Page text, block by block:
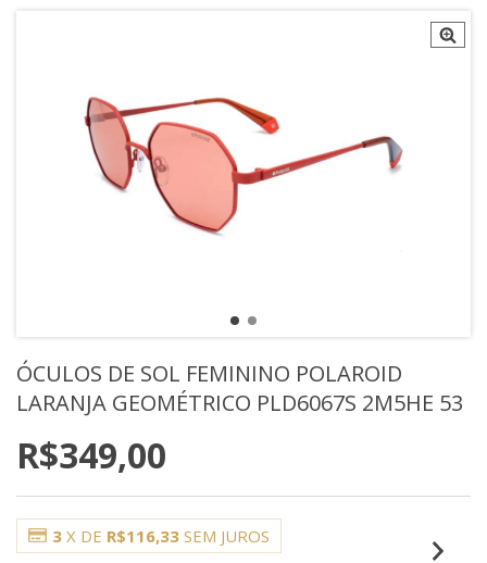
ÓCULOS DE SOL FEMININO POLAROID
LARANJA GEOMÉTRICO PLD6067S 2M5HE 53
R$349,00
3 X DE R$116,33 SEM JUROS